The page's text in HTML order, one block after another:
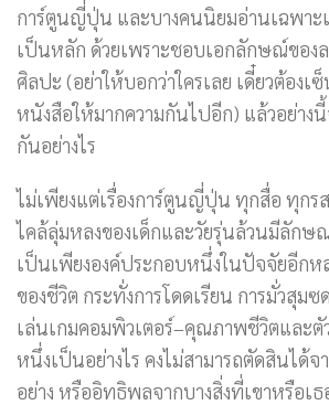
การ์ตูนญี่ปุ่น และบางคนนิยมอ่านเฉพาะเ
เป็นหลัก ด้วยเพราะชอบเอกลักษณ์ของ
ศิลปะ (อย่าให้บอกว่าใครเลย เดี๋ยวต้องเ
หนังสือให้มากความกันไปอีก) แล้วอย่า
กันอย่างไร
ไม่เพียงแต่เรื่องการ์ตูนญี่ปุ่น ทุกสื่อ ทุกร
ไคล้ลุ่มหลงของเด็กและวัยรุ่นล้วนมีลัก
เป็นเพียงองค์ประกอบหนึ่งในปัจจัยอีกห
ของชีวิต กระทั่งการโดดเรียน การมั่วสุมซ
เล่นเกมคอมพิวเตอร์–คุณภาพชีวิตและ
หนึ่งเป็นอย่างไร คงไม่สามารถตัดสินได้จ
อย่าง หรืออิทธิพลจากบางสิ่งที่เขาหรือเ